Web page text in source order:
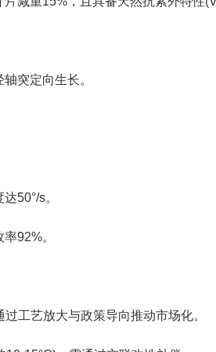
突定向生长。
50°/s。
92%。
工艺放大与政策导向推动市场化。